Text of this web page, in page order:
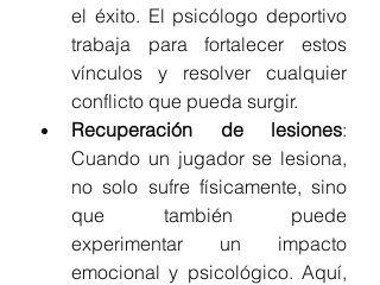
el éxito. El psicólogo deportivo
trabaja para fortalecer estos
vínculos y resolver cualquier
conflicto que pueda surgir.
Recuperación de lesiones:
Cuando un jugador se lesiona,
no solo sufre físicamente, sino
que también puede
experimentar un impacto
emocional y psicológico. Aquí,